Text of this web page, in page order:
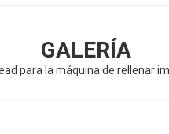
GALERÍA
para la máquina de rellenar